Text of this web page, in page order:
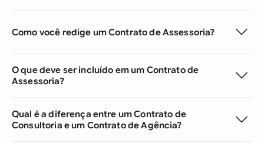
Como você redige um Contrato de Assessoria?
O que deve ser incluído em um Contrato de
Assessoria?
Qual é a diferença entre um Contrato de
Consultoria e um Contrato de Agência?